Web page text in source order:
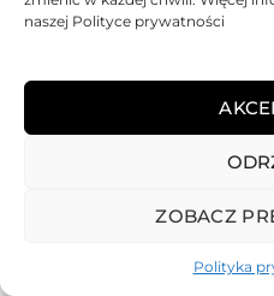
naszej Polityce prywatności
ZOBACZ
Polityka
ALL RIGHTS RESERVED.